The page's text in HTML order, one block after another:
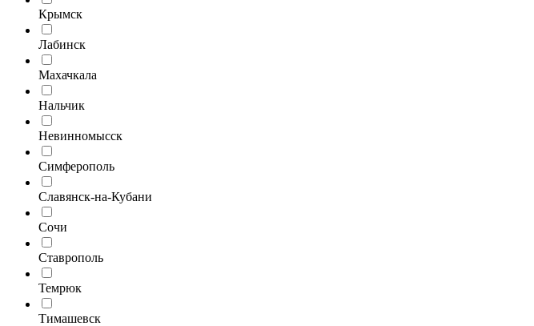
Крымск
Лабинск
Махачкала
Нальчик
Невинномысск
Симферополь
Славянск-на-Кубани
Сочи
Ставрополь
Темрюк
Тимашевск